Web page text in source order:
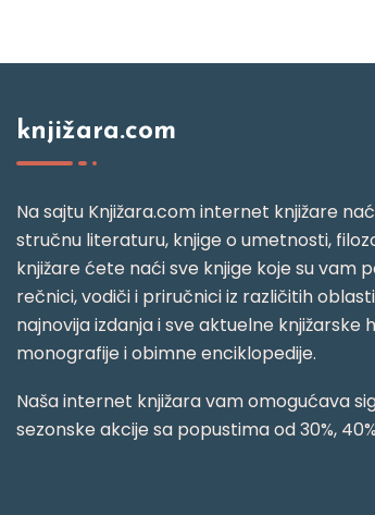
knjižara.com
Na sajtu Knjižara.com internet knjižare
stručnu literaturu, knjige o umetnosti,
knjižare ćete naći sve knjige koje su vam
rečnici, vodiči i priručnici iz različitih
najnovija izdanja i sve aktuelne
monografije i obimne enciklopedije.
Naša internet knjižara vam omogućava
sezonske akcije sa popustima od 30%,